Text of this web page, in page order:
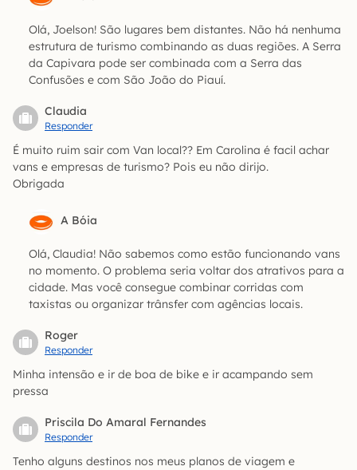
Olá, Joelson! São lugares bem distantes. Não há nenhuma
estrutura de turismo combinando as duas regiões. A Serra
da Capivara pode ser combinada com a Serra das
Confusões e com São João do Piauí.
Claudia
Responder
É muito ruim sair com Van local?? Em Carolina é facil achar
vans e empresas de turismo? Pois eu não dirijo.
Obrigada
A Bóia
Olá, Claudia! Não sabemos como estão funcionando vans
no momento. O problema seria voltar dos atrativos para a
cidade. Mas você consegue combinar corridas com
taxistas ou organizar trânsfer com agências locais.
Roger
Responder
Minha intensão e ir de boa de bike e ir acampando sem
pressa
Priscila Do Amaral Fernandes
Responder
Tenho alguns destinos nos meus planos de viagem e